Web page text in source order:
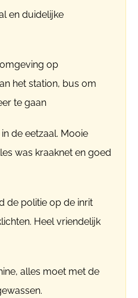
en duidelijke
op
het station, bus om
te gaan
de eetzaal. Mooie
was kraaknet en goed
de politie op de inrit
Heel vriendelijk
alles moet met de